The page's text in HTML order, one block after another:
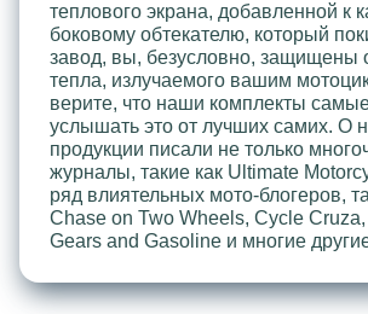
теплового экрана, добавленной к
боковому обтекателю, который
завод, вы, безусловно, защищены
тепла, излучаемого вашим
верите, что наши комплекты
услышать это от лучших самих. О
продукции писали не только
журналы, такие как Ultimate
ряд влиятельных мото-блогеров,
Chase on Two Wheels, Cycle
Gears and Gasoline и многие